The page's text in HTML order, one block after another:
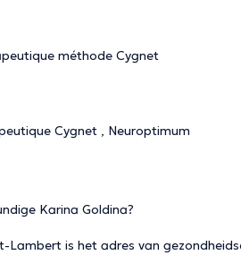
méthode Cygnet
Cygnet , Neuroptimum
Karina Goldina?
Lambert is het adres van